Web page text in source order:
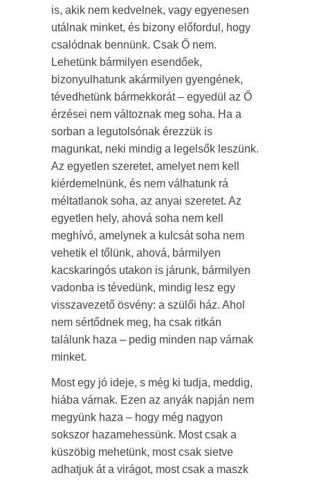
is, akik nem kedvelnek, vagy egyenesen
utálnak minket, és bizony előfordul, hogy
csalódnak bennünk. Csak Ő nem.
Lehetünk bármilyen esendőek,
bizonyulhatunk akármilyen gyengének,
tévedhetünk bármekkorát – egyedül az Ő
érzései nem változnak meg soha. Ha a
sorban a legutolsónak érezzük is
magunkat, neki mindig a legelsők leszünk.
Az egyetlen szeretet, amelyet nem kell
kiérdemelnünk, és nem válhatunk rá
méltatlanok soha, az anyai szeretet. Az
egyetlen hely, ahová soha nem kell
meghívó, amelynek a kulcsát soha nem
vehetik el tőlünk, ahová, bármilyen
kacskaringós utakon is járunk, bármilyen
vadonba is tévedünk, mindig lesz egy
visszavezető ösvény: a szülői ház. Ahol
nem sértődnek meg, ha csak ritkán
találunk haza – pedig minden nap várnak
minket.
Most egy jó ideje, s még ki tudja, meddig,
hiába várnak. Ezen az anyák napján nem
megyünk haza – hogy még nagyon
sokszor hazamehessünk. Most csak a
küszöbig mehetünk, most csak sietve
adhatjuk át a virágot, most csak a maszk